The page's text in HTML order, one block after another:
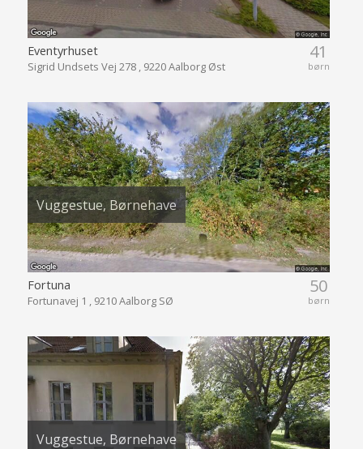
41
børn
Eventyrhuset
Sigrid Undsets Vej 278 , 9220 Aalborg Øst
Vuggestue, Børnehave
50
børn
Fortuna
Fortunavej 1 , 9210 Aalborg SØ
Vuggestue, Børnehave